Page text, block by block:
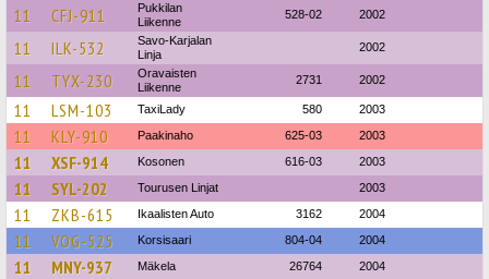
11 CFJ-911
Pukkilan
Liikenne
528-02 2002
11 ILK-532
Savo-Karjalan
Linja
2002
11 TYX-230
Oravaisten
Liikenne
2731 2002
11 LSM-103 TaxiLady 580 2003
11 KLY-910 Paakinaho 625-03 2003
11 XSF-914 Kosonen 616-03 2003
11 SYL-202 Tourusen Linjat 2003
11 ZKB-615 Ikaalisten Auto 3162 2004
11 VOG-525 Korsisaari 804-04 2004
11 MNY-937 Mäkela 26764 2004